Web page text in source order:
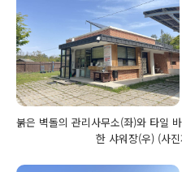
붉은 벽돌의 관리사무소(좌)와 타일
한 샤워장(우) (사